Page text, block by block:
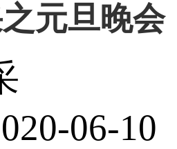
元旦晚会
06-